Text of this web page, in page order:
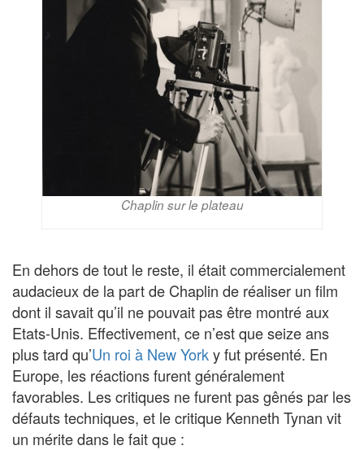
Chaplin sur le plateau
En dehors de tout le reste, il était commercialement
audacieux de la part de Chaplin de réaliser un film
dont il savait qu’il ne pouvait pas être montré aux
Etats-Unis. Effectivement, ce n’est que seize ans
plus tard qu’Un roi à New Yorky fut présenté. En
Europe, les réactions furent généralement
favorables. Les critiques ne furent pas gênés par les
défauts techniques, et le critique Kenneth Tynan vit
un mérite dans le fait que :